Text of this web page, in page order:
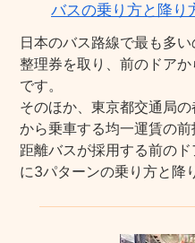
バスの乗り方と降り
日本のバス路線で最も多
整理券を取り、前のドア
です。
そのほか、東京都交通局
から乗車する均一運賃の
距離バスが採用する前の
に3パターンの乗り方と降